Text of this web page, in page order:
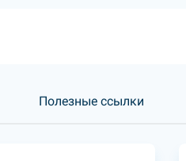
Полезные ссылки